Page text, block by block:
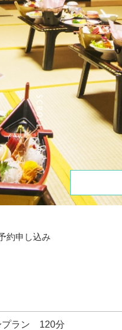
約申し込み
プラン 120分